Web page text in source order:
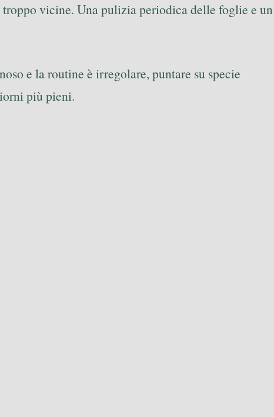
vicine. Una pulizia periodica delle foglie e un
e la routine è irregolare, puntare su specie
più pieni.